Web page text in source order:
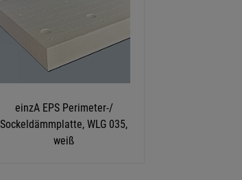
einzA EPS Perimeter-/
Sockeldämmplatte, WLG 035,
weiß